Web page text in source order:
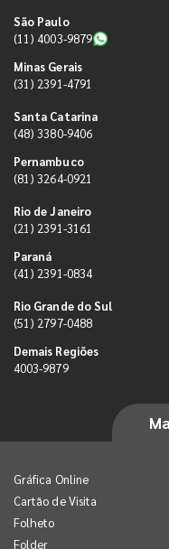
São Paulo
(11) 4003-9879
Minas Gerais
(31) 2391-4791
Santa Catarina
(48) 3380-9406
Pernambuco
(81) 3264-0921
Rio de Janeiro
(21) 2391-3161
Paraná
(41) 2391-0834
Rio Grande do Sul
(51) 2797-0488
Demais Regiões
4003-9879
Gráfica Online
Cartão de Visita
Folheto
Folder